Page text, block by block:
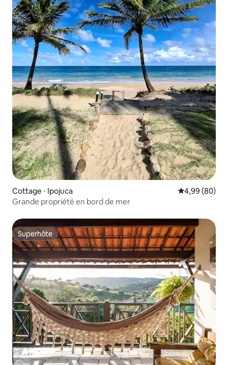
Cottage ⋅ Ipojuca Évaluation
4,99 (80)
Grande propriété en bord de mer
Superhôte
Superhôte